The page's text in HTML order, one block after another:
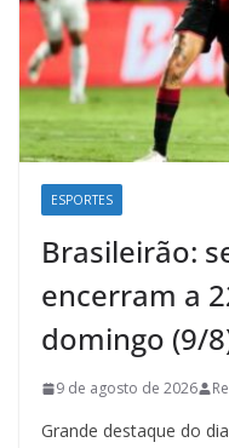
ESPORTES
Brasileirão:
encerram a
domingo (9/
9 de agosto de 2026
Grande destaque do